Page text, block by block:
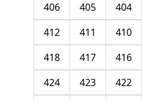
404
405
406
410
411
412
416
417
418
422
423
424